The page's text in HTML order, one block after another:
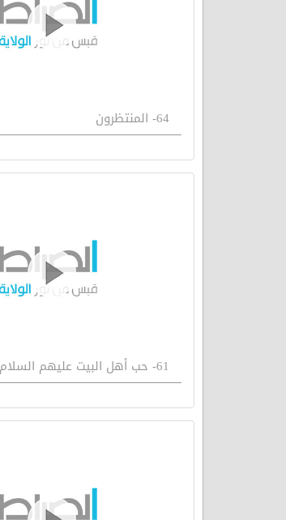
64- المنتظرون
61- حب أهل البيت عليهم السلام